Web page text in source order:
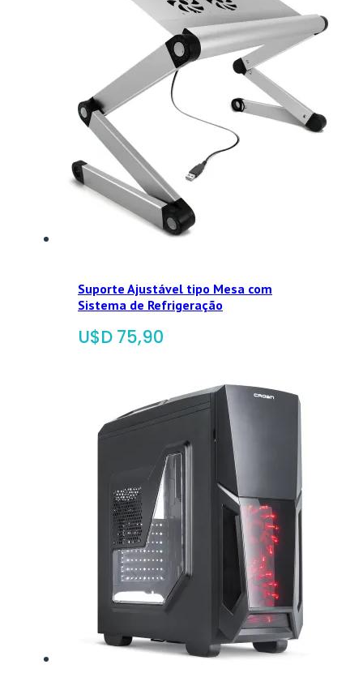
Suporte Ajustável tipo Mesa com
Sistema de Refrigeração
$ 75,90